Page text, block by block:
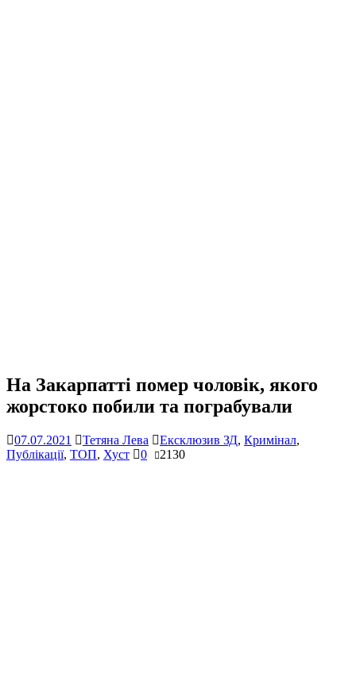
На Закарпатті помер чоловік, якого
жорстоко побили та пограбували
07.07.2021 Тетяна Лева Ексклюзив ЗД, Кримінал,
Публікації, ТОП, Хуст 0 2130